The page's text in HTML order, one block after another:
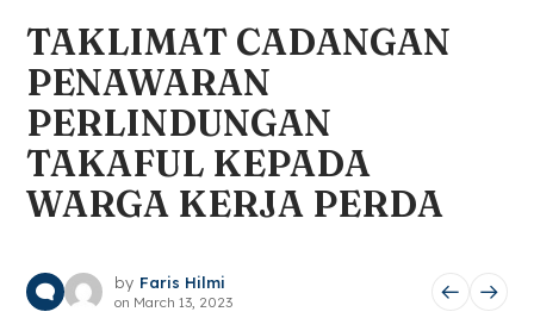
TAKLIMAT CADANGAN
PENAWARAN
PERLINDUNGAN
TAKAFUL KEPADA
WARGA KERJA PERDA
by Faris Hilmi
on March 13, 2023